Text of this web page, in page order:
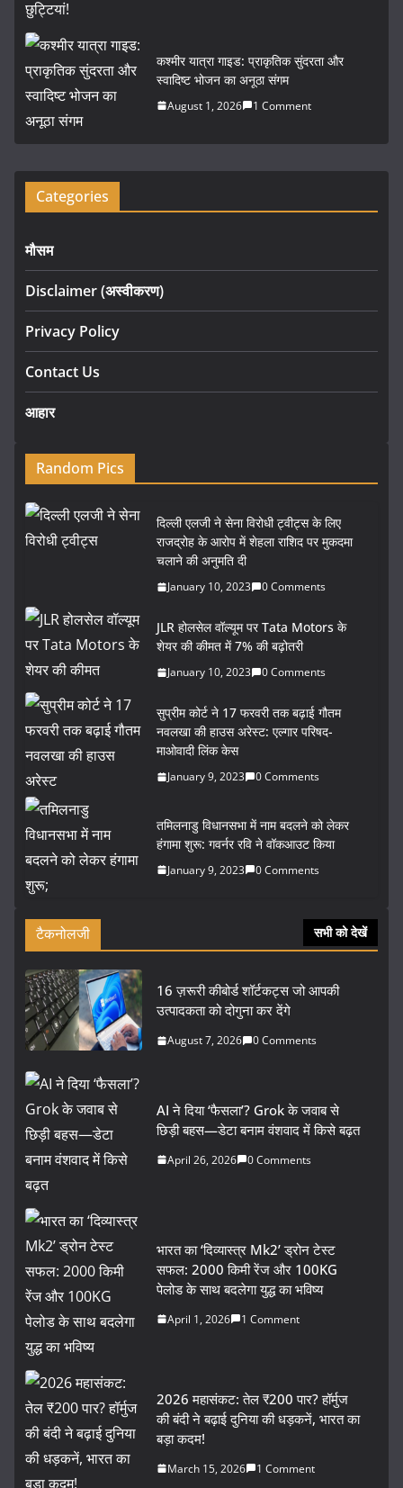
कश्मीर यात्रा गाइड: प्राकृतिक सुंदरता और
स्वादिष्ट भोजन का अनूठा संगम
August 1, 2026 1 Comment
Categories
मौसम
Disclaimer (अस्वीकरण)
Privacy Policy
Contact Us
आहार
Random Pics
दिल्ली एलजी ने सेना विरोधी ट्वीट्स के लिए
राजद्रोह के आरोप में शेहला राशिद पर मुकदमा
चलाने की अनुमति दी
January 10, 2023 0 Comments
JLR होलसेल वॉल्यूम पर Tata Motors के
शेयर की कीमत में 7% की बढ़ोतरी
January 10, 2023 0 Comments
सुप्रीम कोर्ट ने 17 फरवरी तक बढ़ाई गौतम
नवलखा की हाउस अरेस्ट: एल्गार परिषद-
माओवादी लिंक केस
January 9, 2023 0 Comments
तमिलनाडु विधानसभा में नाम बदलने को लेकर
हंगामा शुरू: गवर्नर रवि ने वॉकआउट किया
January 9, 2023 0 Comments
टैकनोलजी सभी को देखें
16 ज़रूरी कीबोर्ड शॉर्टकट्स जो आपकी
उत्पादकता को दोगुना कर देंगे
August 7, 2026 0 Comments
AI ने दिया ‘फैसला’? Grok के जवाब से
छिड़ी बहस—डेटा बनाम वंशवाद में किसे बढ़त
April 26, 2026 0 Comments
भारत का ‘दिव्यास्त्र Mk2’ ड्रोन टेस्ट
सफल: 2000 किमी रेंज और 100KG
पेलोड के साथ बदलेगा युद्ध का भविष्य
April 1, 2026 1 Comment
2026 महासंकट: तेल ₹200 पार? हॉर्मुज
की बंदी ने बढ़ाई दुनिया की धड़कनें, भारत का
बड़ा कदम!
March 15, 2026 1 Comment